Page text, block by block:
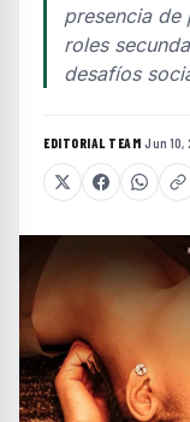
presencia de
roles
desafíos
EDITORIAL TEAM·Jun 10,